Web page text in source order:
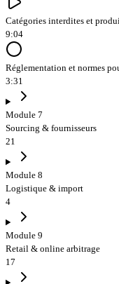
Catégories interdites et
9:04
Réglementation et normes
3:31
Module 7
Sourcing & fournisseurs
21
Module 8
Logistique & import
4
Module 9
Retail & online arbitrage
17